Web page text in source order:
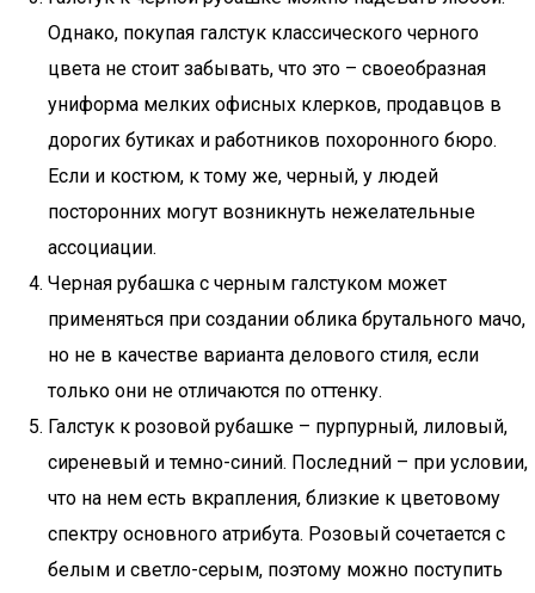
Однако, покупая галстук классического черного
цвета не стоит забывать, что это – своеобразная
униформа мелких офисных клерков, продавцов в
дорогих бутиках и работников похоронного бюро.
Если и костюм, к тому же, черный, у людей
посторонних могут возникнуть нежелательные
ассоциации.
Черная рубашка с черным галстуком может
применяться при создании облика брутального мачо,
но не в качестве варианта делового стиля, если
только они не отличаются по оттенку.
Галстук к розовой рубашке – пурпурный, лиловый,
сиреневый и темно-синий. Последний – при условии,
что на нем есть вкрапления, близкие к цветовому
спектру основного атрибута. Розовый сочетается с
белым и светло-серым, поэтому можно поступить